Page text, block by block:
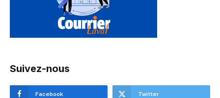
Suivez-nous
Facebook Twitter